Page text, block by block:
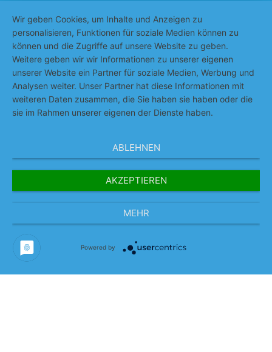
Impressum
Datenschutzerklärung
AGB
Referenzen
Team
Wir geben Cookies, um Inhalte und Anzeigen zu
personalisieren, Funktionen für soziale Medien können zu
können und die Zugriffe auf unsere Website zu geben.
Weitere geben wir wir Informationen zu unserer eigenen
unserer Website ein Partner für soziale Medien, Werbung und
Analysen weiter. Unser Partner hat diese Informationen mit
weiteren Daten zusammen, die Sie haben sie haben oder die
sie im Rahmen unserer eigenen der Dienste haben.
ABLEHNEN
AKZEPTIEREN
MEHR
Powered by